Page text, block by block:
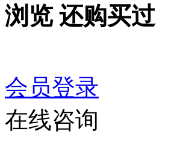
浏览 还购买过
会员登录
在线咨询